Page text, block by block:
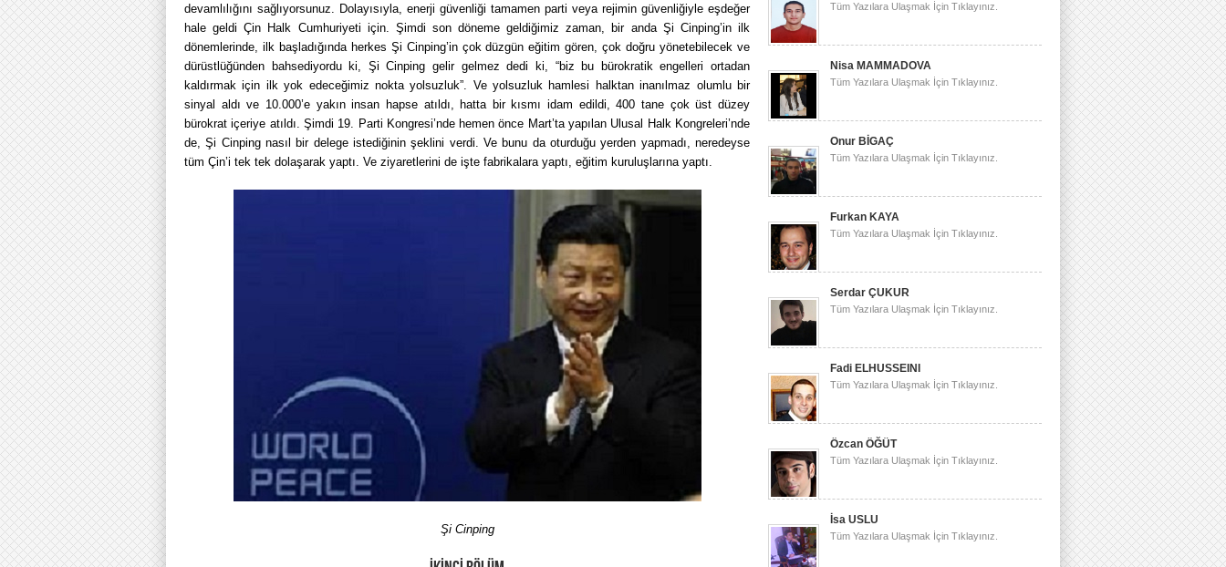
devamlılığını sağlıyorsunuz. Dolayısıyla, enerji güvenliği tamamen parti veya rejimin güvenliğiyle eşdeğer
hale geldi Çin Halk Cumhuriyeti için. Şimdi son döneme geldiğimiz zaman, bir anda Şi Cinping’in ilk
dönemlerinde, ilk başladığında herkes Şi Cinping’in çok düzgün eğitim gören, çok doğru yönetebilecek ve
dürüstlüğünden bahsediyordu ki, Şi Cinping gelir gelmez dedi ki, “biz bu bürokratik engelleri ortadan
kaldırmak için ilk yok edeceğimiz nokta yolsuzluk”. Ve yolsuzluk hamlesi halktan inanılmaz olumlu bir
sinyal aldı ve 10.000’e yakın insan hapse atıldı, hatta bir kısmı idam edildi, 400 tane çok üst düzey
bürokrat içeriye atıldı. Şimdi 19. Parti Kongresi’nde hemen önce Mart’ta yapılan Ulusal Halk Kongreleri’nde
de, Şi Cinping nasıl bir delege istediğinin şeklini verdi. Ve bunu da oturduğu yerden yapmadı, neredeyse
tüm Çin’i tek tek dolaşarak yaptı. Ve ziyaretlerini de işte fabrikalara yaptı, eğitim kuruluşlarına yaptı.
Şi Cinping
Tüm Yazılara Ulaşmak İçin Tıklayınız.
Nisa MAMMADOVA
Tüm Yazılara Ulaşmak İçin Tıklayınız.
Onur BİGAÇ
Tüm Yazılara Ulaşmak İçin Tıklayınız.
Furkan KAYA
Tüm Yazılara Ulaşmak İçin Tıklayınız.
Serdar ÇUKUR
Tüm Yazılara Ulaşmak İçin Tıklayınız.
Fadi ELHUSSEINI
Tüm Yazılara Ulaşmak İçin Tıklayınız.
Özcan ÖĞÜT
Tüm Yazılara Ulaşmak İçin Tıklayınız.
İsa USLU
Tüm Yazılara Ulaşmak İçin Tıklayınız.